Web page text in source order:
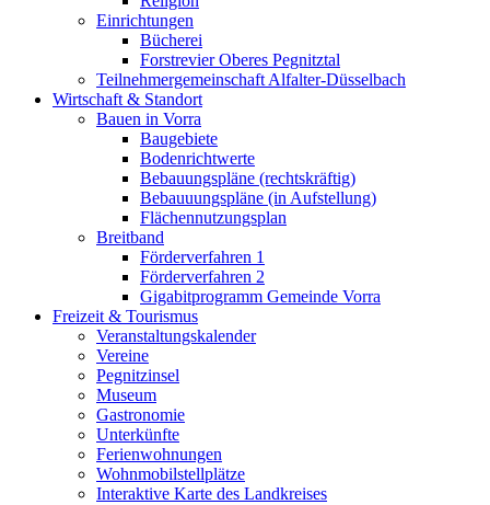
Einrichtungen
Bücherei
Forstrevier Oberes Pegnitztal
Teilnehmergemeinschaft Alfalter-Düsselbach
Wirtschaft & Standort
Bauen in Vorra
Baugebiete
Bodenrichtwerte
Bebauungspläne (rechtskräftig)
Bebauuungspläne (in Aufstellung)
Flächennutzungsplan
Breitband
Förderverfahren 1
Förderverfahren 2
Gigabitprogramm Gemeinde Vorra
Freizeit & Tourismus
Veranstaltungskalender
Vereine
Pegnitzinsel
Museum
Gastronomie
Unterkünfte
Ferienwohnungen
Wohnmobilstellplätze
Interaktive Karte des Landkreises